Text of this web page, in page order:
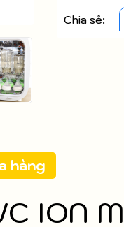
Chia sẻ:
hàng
ION